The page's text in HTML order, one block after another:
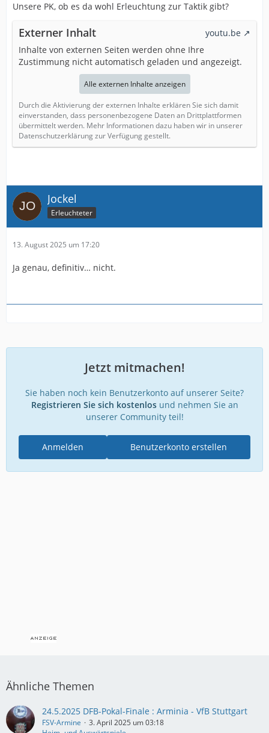
Unsere PK, ob es da wohl Erleuchtung zur Taktik gibt?
Externer Inhalt
youtu.be
Inhalte von externen Seiten werden ohne Ihre
Zustimmung nicht automatisch geladen und angezeigt.
Alle externen Inhalte anzeigen
Durch die Aktivierung der externen Inhalte erklären Sie sich damit
einverstanden, dass personenbezogene Daten an Drittplattformen
übermittelt werden. Mehr Informationen dazu haben wir in unserer
Datenschutzerklärung zur Verfügung gestellt.
Jockel
Erleuchteter
13. August 2025 um 17:20
Ja genau, definitiv… nicht.
Jetzt mitmachen!
Sie haben noch kein Benutzerkonto auf unserer Seite?
Registrieren Sie sich kostenlosund nehmen Sie an
unserer Community teil!
Benutzerkonto erstellen
Anmelden
Ähnliche Themen
24.5.2025 DFB-Pokal-Finale : Arminia - VfB Stuttgart
FSV-Armine
3. April 2025 um 03:18